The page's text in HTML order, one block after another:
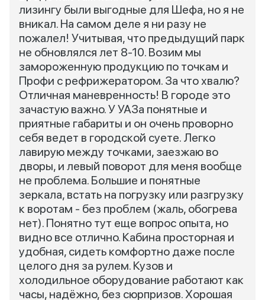
лизингу были выгодные для Шефа, но я не
вникал. На самом деле я ни разу не
пожалел! Учитывая, что предыдущий парк
не обновлялся лет 8-10. Возим мы
замороженную продукцию по точкам и
Профи с рефрижератором. За что хвалю?
Отличная маневренность! В городе это
зачастую важно. У УАЗа понятные и
приятные габариты и он очень проворно
себя ведет в городской суете. Легко
лавирую между точками, заезжаю во
дворы, и левый поворот для меня вообще
не проблема. Большие и понятные
зеркала, встать на погрузку или разгрузку
к воротам - без проблем (жаль, обогрева
нет). Понятно тут еще вопрос опыта, но
видно все отлично. Кабина просторная и
удобная, сидеть комфортно даже после
целого дня за рулем. Кузов и
холодильное оборудование работают как
часы, надёжно, без сюрпризов. Хорошая